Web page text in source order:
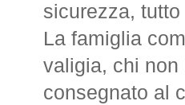
sicurezza,
La famiglia
valigia, chi
consegnato al